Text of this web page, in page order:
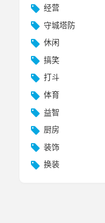
经营
守城塔防
休闲
搞笑
打斗
体育
益智
厨房
装饰
换装